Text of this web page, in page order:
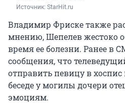
Источник: StarHit.ru
Владимир Фриске также
мнению, Шепелев жестоко
время ее болезни. Ранее в
сообщения, что
отправить певицу в хоспис
беседе у могилы дочери
эмоциям.